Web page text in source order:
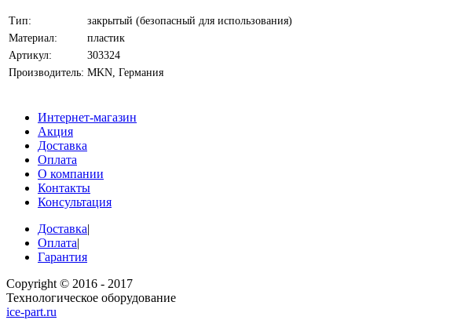
Тип:
закрытый (безопасный для использования)
Материал:
пластик
Артикул:
303324
Производитель: MKN, Германия
Интернет-магазин
Акция
Доставка
Оплата
О компании
Контакты
Консультация
Доставка|
Оплата|
Гарантия
Copyright © 2016 - 2017
Технологическое оборудование
ice-part.ru